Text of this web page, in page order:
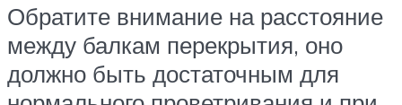
Обратите внимание на расстояние
между балкам перекрытия, оно
должно быть достаточным для